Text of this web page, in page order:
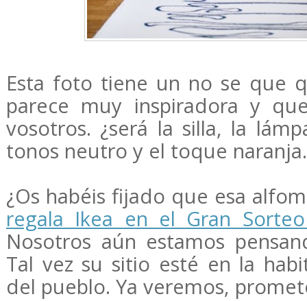
Esta foto tiene un no se que
parece muy inspiradora y
vosotros. ¿será la silla, la
tonos neutro y el toque
¿Os habéis fijado que esa
regala Ikea en el Gran
Nosotros aún estamos
Tal vez su sitio esté en la
del pueblo. Ya veremos,